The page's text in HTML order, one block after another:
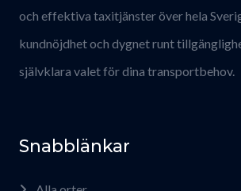
och effektiva taxitjänster över hela
kundnöjdhet och dygnet runt
självklara valet för dina transportbehov.
Snabblänkar